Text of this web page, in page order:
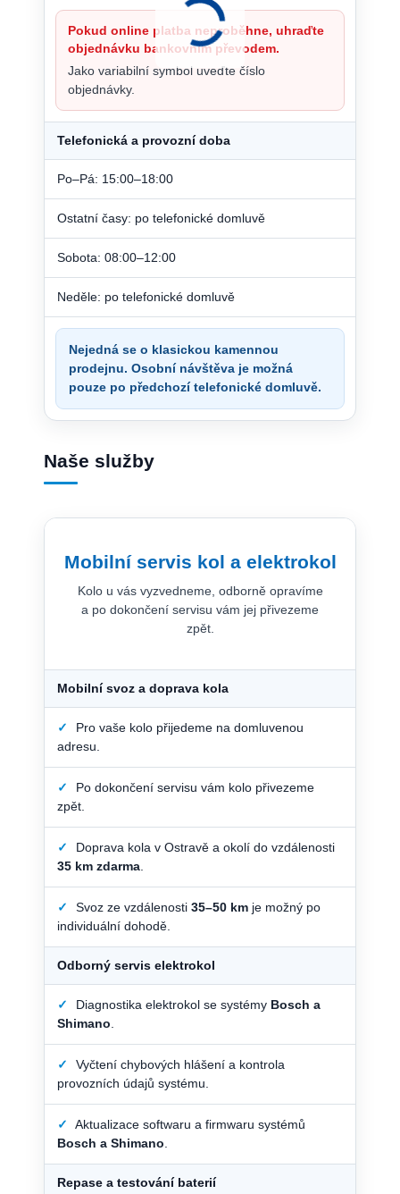
Pokud online platba neproběhne, uhraďte
objednávku bankovním převodem.
Jako variabilní symbol uveďte číslo
objednávky.
Telefonická a provozní doba
Po–Pá: 15:00–18:00
Ostatní časy: po telefonické domluvě
Sobota: 08:00–12:00
Neděle: po telefonické domluvě
Nejedná se o klasickou kamennou
prodejnu. Osobní návštěva je možná
pouze po předchozí telefonické domluvě.
Naše služby
Mobilní servis kol a elektrokol
Kolo u vás vyzvedneme, odborně opravíme
a po dokončení servisu vám jej přivezeme
zpět.
Mobilní svoz a doprava kola
✓
Pro vaše kolo přijedeme na domluvenou
adresu.
✓
Po dokončení servisu vám kolo přivezeme
zpět.
✓
Doprava kola v Ostravě a okolí do vzdálenosti
35 km zdarma.
✓ Svoz ze vzdálenosti 35–50 km je možný po
individuální dohodě.
Odborný servis elektrokol
✓ Diagnostika elektrokol se systémy Bosch a
Shimano.
✓
Vyčtení chybových hlášení a kontrola
provozních údajů systému.
✓
Aktualizace softwaru a firmwaru systémů
Bosch a Shimano.
Repase a testování baterií